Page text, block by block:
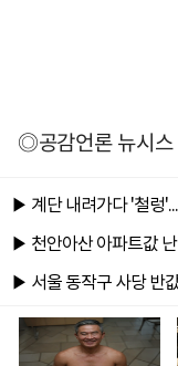
◎공감언론 뉴시스